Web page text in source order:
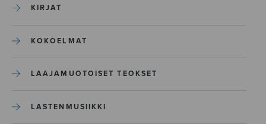
KIRJAT
KOKOELMAT
LAAJAMUOTOISET TEOKSET
LASTENMUSIIKKI